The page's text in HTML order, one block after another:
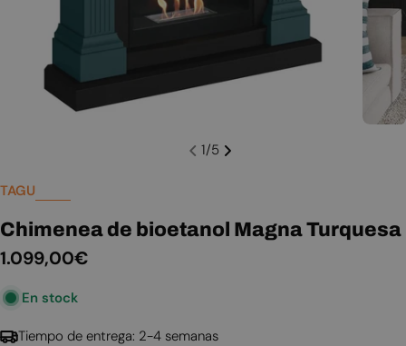
1/5
TAGU
Chimenea de bioetanol Magna Turquesa
Precio
1.099,00€
En stock
Tiempo de entrega: 2-4 semanas